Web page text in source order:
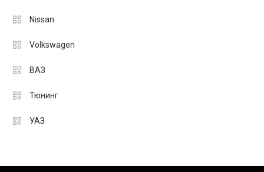
Nissan
Volkswagen
ВАЗ
Тюнинг
УАЗ